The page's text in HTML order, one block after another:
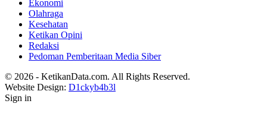
Ekonomi
Olahraga
Kesehatan
Ketikan Opini
Redaksi
Pedoman Pemberitaan Media Siber
© 2026 - KetikanData.com. All Rights Reserved.
Website Design: D1ckyb4b3l
Sign in